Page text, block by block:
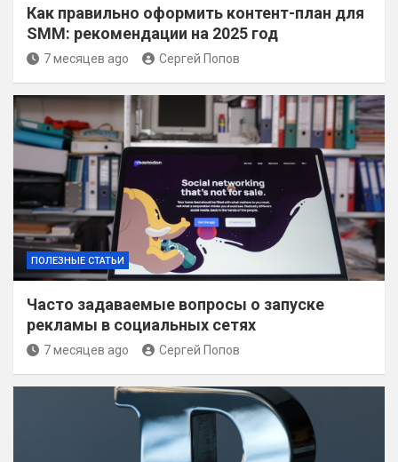
Как правильно оформить контент-план для
SMM: рекомендации на 2025 год
7 месяцев ago Сергей Попов
ПОЛЕЗНЫЕ СТАТЬИ
Часто задаваемые вопросы о запуске
рекламы в социальных сетях
7 месяцев ago Сергей Попов